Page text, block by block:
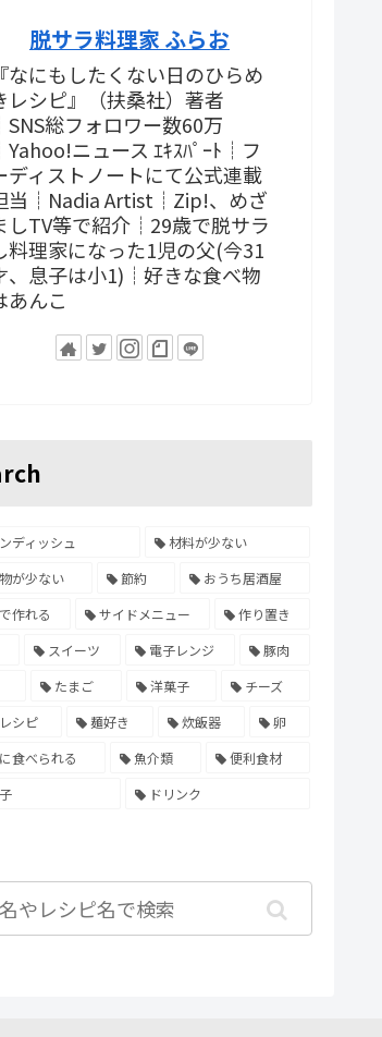
脱サラ料理家 ふらお
『なにもしたくない日のひらめ
レシピ』（扶桑社）著者
┊SNS総フォロワー数60万
┊Yahoo!ニュース ｴｷｽﾊﾟｰﾄ┊フ
ディストノートにて公式連載
当┊Nadia Artist┊Zip!、めざ
しTV等で紹介┊29歳で脱サラ
料理家になった1児の父(今31
、息子は小1)┊好きな食べ物
あんこ
ディッシュ
材料が少ない
が少ない
節約
おうち居酒屋
作れる
サイドメニュー
作り置き
スイーツ 電子レンジ
豚肉
たまご 洋菓子
チーズ
シピ
麺好き 炊飯器
卵
食べられる
魚介類
便利食材
ドリンク